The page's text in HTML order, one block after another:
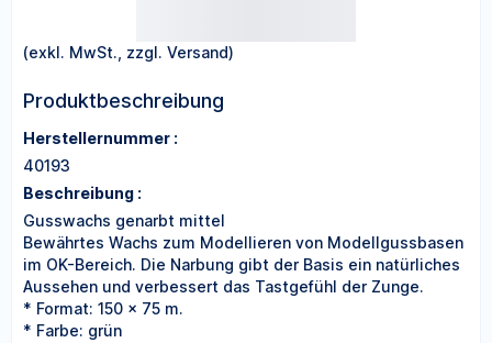
(exkl. MwSt., zzgl. Versand)
Produktbeschreibung
Herstellernummer :
40193
Beschreibung :
Gusswachs genarbt mittel
Bewährtes Wachs zum Modellieren von Modellgussbasen
im OK-Bereich. Die Narbung gibt der Basis ein natürliches
Aussehen und verbessert das Tastgefühl der Zunge.
* Format: 150 x 75 m.
* Farbe: grün